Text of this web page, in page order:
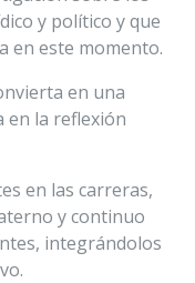
y político y que
en este momento.
en una
en la reflexión
en las carreras,
y continuo
integrándolos